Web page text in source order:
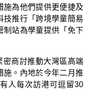
施為他們提供更便捷及
技推行「跨境學童簡易
制站為學童提供「免下
密商討推動大灣區高端
施。內地於今年二月推
人每次訪港可逗留30